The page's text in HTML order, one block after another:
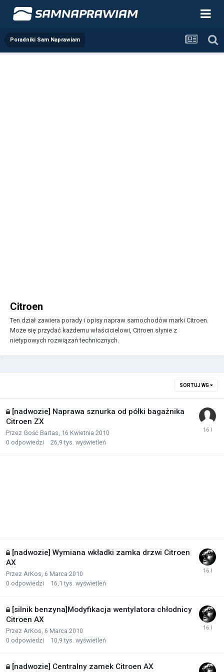
Poradniki Sam Naprawiam
Citroen
Ten dział zawiera porady i opisy napraw samochodów marki Citroen.
Może się przydać każdemu właścicielowi, Citroen słynie z
nietypowych rozwiązań technicznych.
SORTUJ WG
[nadwozie] Naprawa sznurka od półki bagażnika
Citroen ZX
Przez Gość Bartas, 16 Kwietnia 2010
0 odpowiedzi 26,9 tys. wyświetleń
[nadwozie] Wymiana wkładki zamka drzwi Citroen
AX
Przez ArKos, 6 Marca 2010
0 odpowiedzi 16,1 tys. wyświetleń
[silnik benzyna]Modyfikacja wentylatora chłodnicy
Citroen AX
Przez ArKos, 6 Marca 2010
0 odpowiedzi 10,9 tys. wyświetleń
[nadwozie] Centralny zamek Citroen AX